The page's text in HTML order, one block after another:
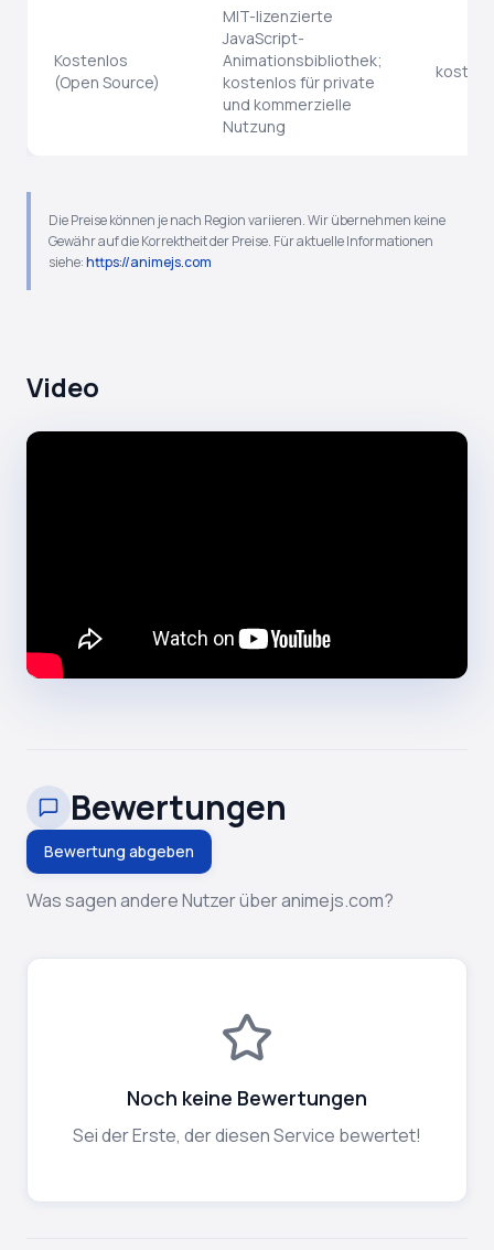
Kostenlos
(Open Source)
MIT-lizenzierte
JavaScript-
Animationsbibliothek;
kostenlos für private
und kommerzielle
Nutzung
Die Preise können je nach Region variieren. Wir übernehmen keine
Gewähr auf die Korrektheit der Preise. Für aktuelle Informationen
siehe:https://animejs.com
Video
Bewertungen
Bewertung abgeben
Was sagen andere Nutzer über animejs.com?
Noch keine Bewertungen
Sei der Erste, der diesen Service bewertet!